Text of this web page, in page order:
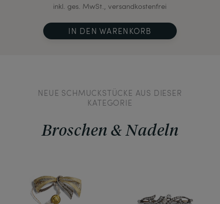
inkl. ges. MwSt., versandkostenfrei
IN DEN WARENKORB
NEUE SCHMUCKSTÜCKE AUS DIESER
KATEGORIE
Broschen & Nadeln